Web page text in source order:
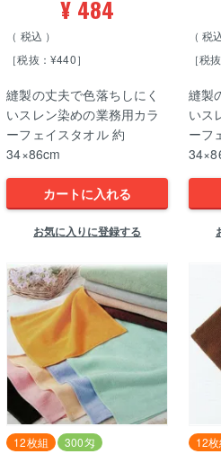
¥ 484
税込
［税抜：¥440］
縫製の丈夫で色落ちしにく
いスレン染めの業務用カラ
ーフェイスタオル 約
34×86cm
カートに入れる
お気に入りに登録する
税
［税
縫製
いス
ーフ
12枚組 300匁 12